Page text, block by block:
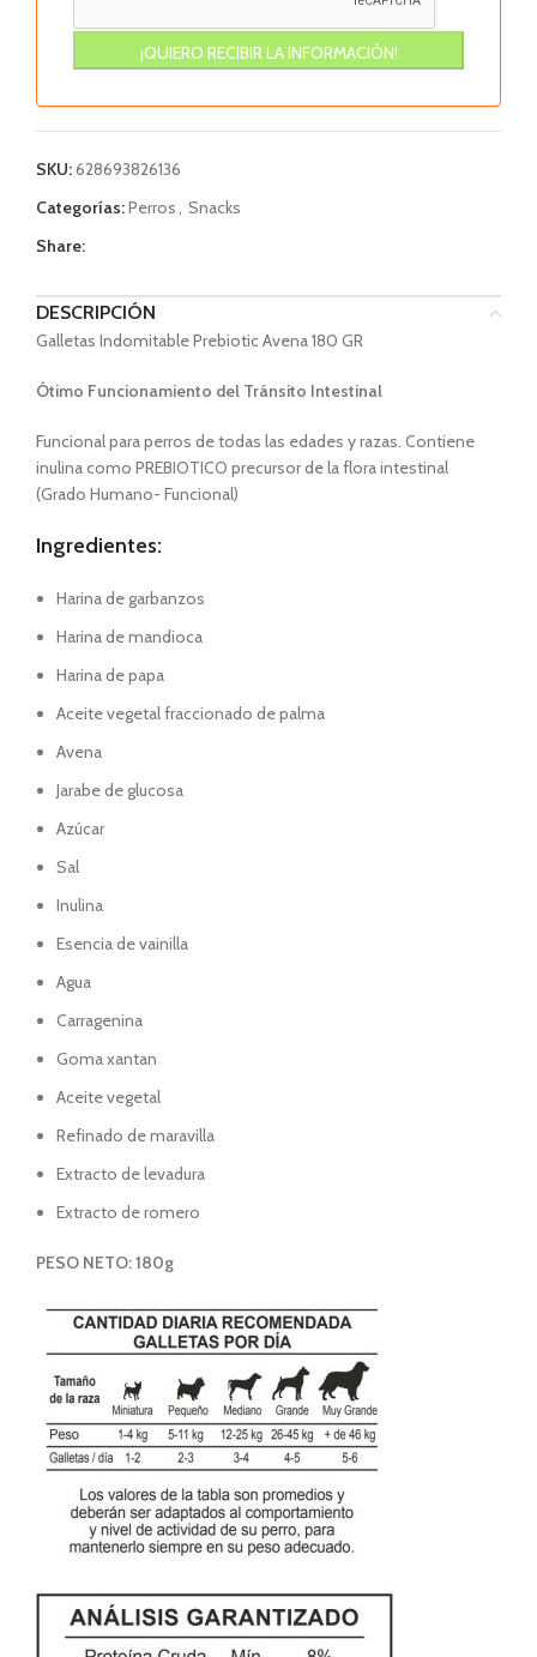
SKU:628693826136
Categorías:Perros, Snacks
Share:
DESCRIPCIÓN
Galletas Indomitable Prebiotic Avena 180 GR
Ótimo Funcionamiento del Tránsito Intestinal
Funcional para perros de todas las edades y razas. Contiene
inulina como PREBIOTICO precursor de la flora intestinal
(Grado Humano- Funcional)
Ingredientes:
Harina de garbanzos
Harina de mandioca
Harina de papa
Aceite vegetal fraccionado de palma
Avena
Jarabe de glucosa
Azúcar
Sal
Inulina
Esencia de vainilla
Agua
Carragenina
Goma xantan
Aceite vegetal
Refinado de maravilla
Extracto de levadura
Extracto de romero
PESO NETO: 180g